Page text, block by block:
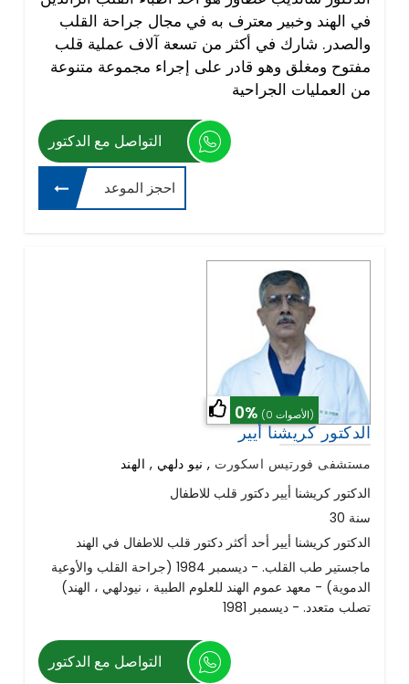
في الهند وخبير معترف به في مجال جراحة القلب
والصدر. شارك في أكثر من تسعة آلاف عملية قلب
مفتوح ومغلق وهو قادر على إجراء مجموعة متنوعة
من العمليات الجراحية
التواصل مع الدكتور
احجز الموعد
0% (0 الأصوات)
الدكتور كريشنا أيير
مستشفى فورتيس اسكورت , نيو دلهي , الهند
الدكتور كريشنا أيير دكتور قلب للاطفال
30 سنة
الدكتور كريشنا أيير أحد أكثر دكتور قلب للاطفال في الهند
ماجستير طب القلب. - ديسمبر 1984 (جراحة القلب والأوعية
الدموية) - معهد عموم الهند للعلوم الطبية ، نيودلهي ، الهند)
تصلب متعدد. - ديسمبر 1981
التواصل مع الدكتور